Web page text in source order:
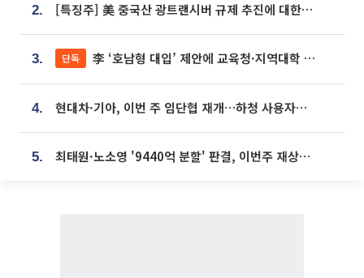
2. [특징주] 美 중국산 광트랜시버 규제 추진에 대한광통신 등 광통신株 강세
3. 단독 李 ‘호남형 대입’ 제안에 교육청·지역대학 서·논술형 입시 연계 '착수'
4. 현대차·기아, 이번 주 임단협 재개…하청 사용자성 재심도 ‘변수’
5. 최태원·노소영 '9440억 분할' 판결, 이번주 재상고 여부 주목